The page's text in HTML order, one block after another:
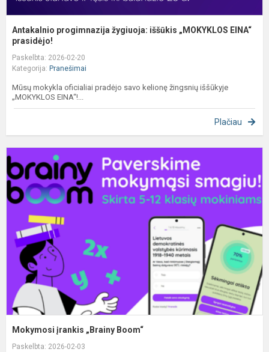
Antakalnio progimnazija žygiuoja: iššūkis „MOKYKLOS EINA“
prasidėjo!
Paskelbta: 2026-02-20
Kategorija: Pranešimai
Mūsų mokykla oficialiai pradėjo savo kelionę žingsnių iššūkyje
„MOKYKLOS EINA“!...
Plačiau
Mokymosi įrankis „Brainy Boom“
Paskelbta: 2026-02-03